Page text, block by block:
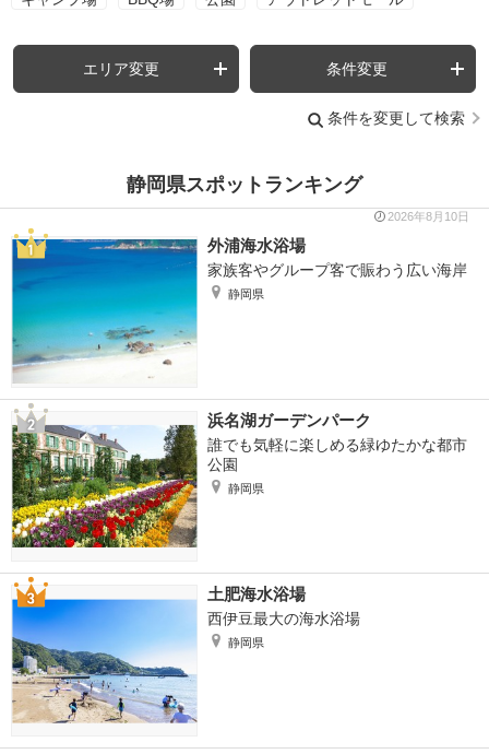
エリア変更 条件変更
条件を変更して検索
静岡県スポットランキング
2026年8月10日
外浦海水浴場
家族客やグループ客で賑わう広い海岸
静岡県
浜名湖ガーデンパーク
誰でも気軽に楽しめる緑ゆたかな都市
公園
静岡県
土肥海水浴場
西伊豆最大の海水浴場
静岡県